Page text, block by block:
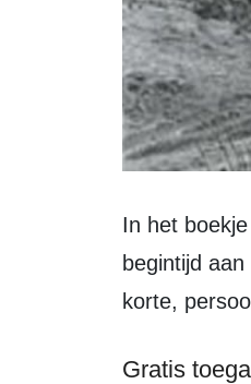
In het
begintijd
korte,
Gratis